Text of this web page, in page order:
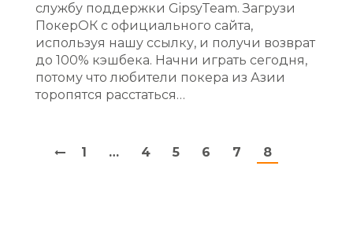
службу поддержки GipsyTeam. Загрузи
ПокерОК с официального сайта,
используя нашу ссылку, и получи возврат
до 100% кэшбека. Начни играть сегодня,
потому что любители покера из Азии
торопятся расстаться…
1 … 4 5 6 7 8